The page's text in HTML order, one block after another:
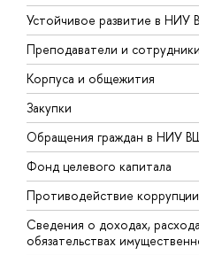
Устойчивое развитие в НИУ
Преподаватели и сотрудники
Корпуса и общежития
Закупки
Обращения граждан в НИУ
Фонд целевого капитала
Противодействие коррупции
Сведения о доходах,
обязательствах